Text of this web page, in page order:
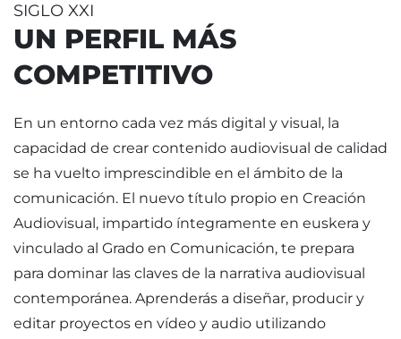
SIGLO XXI
UN PERFIL MÁS
COMPETITIVO
En un entorno cada vez más digital y visual, la
capacidad de crear contenido audiovisual de calidad
se ha vuelto imprescindible en el ámbito de la
comunicación. El nuevo título propio en Creación
Audiovisual, impartido íntegramente en euskera y
vinculado al Grado en Comunicación, te prepara
para dominar las claves de la narrativa audiovisual
contemporánea. Aprenderás a diseñar, producir y
editar proyectos en vídeo y audio utilizando